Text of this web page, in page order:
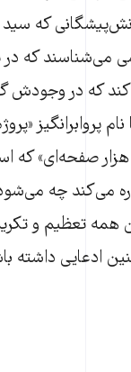
که سید
می‌شناسند که
که در
پروابرانگیز
صفحه‌ای» که
می‌کند چه
تعظیم و
ادعایی داشته